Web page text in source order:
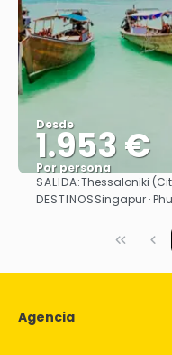
Desde
1.953 €
Por persona
SALIDA:Thessaloniki
DESTINOSSingapur ·
Agencia